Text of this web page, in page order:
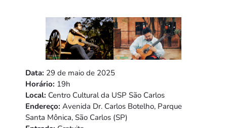
Data: 29 de maio de 2025
Horário: 19h
Local: Centro Cultural da USP São Carlos
Endereço: Avenida Dr. Carlos Botelho, Parque
Santa Mônica, São Carlos (SP)